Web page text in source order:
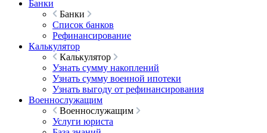
Банки
Банки
Список банков
Рефинансирование
Калькулятор
Калькулятор
Узнать сумму накоплений
Узнать сумму военной ипотеки
Узнать выгоду от рефинансирования
Военнослужащим
Военнослужащим
Услуги юриста